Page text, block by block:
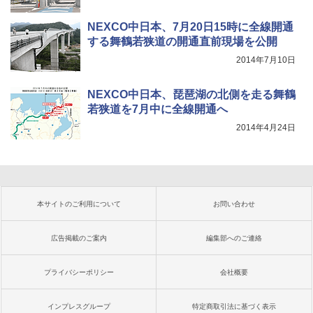
NEXCO中日本、7月20日15時に全線開通
する舞鶴若狭道の開通直前現場を公開
2014年7月10日
NEXCO中日本、琵琶湖の北側を走る舞鶴
若狭道を7月中に全線開通へ
2014年4月24日
本サイトのご利用について お問い合わせ
広告掲載のご案内 編集部へのご連絡
プライバシーポリシー 会社概要
インプレスグループ 特定商取引法に基づく表示